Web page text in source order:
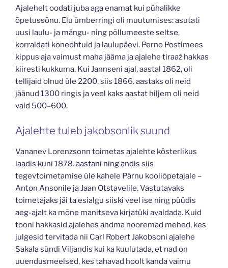
Ajalehelt oodati juba aga enamat kui pühalikke
õpetussõnu. Elu ümberringi oli muutumises: asutati
uusi laulu- ja mängu- ning põllumeeste seltse,
korraldati kõneõhtuid ja laulupäevi. Perno Postimees
kippus aja vaimust maha jääma ja ajalehe tiraaž hakkas
kiiresti kukkuma. Kui Jannseni ajal, aastal 1862, oli
tellijaid olnud üle 2200, siis 1866. aastaks oli neid
jäänud 1300 ringis ja veel kaks aastat hiljem oli neid
vaid 500–600.
Ajalehte tuleb jakobsonlik suund
Vananev Lorenzsonn toimetas ajalehte kösterlikus
laadis kuni 1878. aastani ning andis siis
tegevtoimetamise üle kahele Pärnu kooliõpetajale –
Anton Ansonile ja Jaan Otstavelile. Vastutavaks
toimetajaks jäi ta esialgu siiski veel ise ning püüdis
aeg-ajalt ka mõne manitseva kirjatüki avaldada. Kuid
tooni hakkasid ajalehes andma nooremad mehed, kes
julgesid tervitada nii Carl Robert Jakobsoni ajalehe
Sakala sündi Viljandis kui ka kuulutada, et nad on
uuendusmeelsed, kes tahavad hoolt kanda vaimu